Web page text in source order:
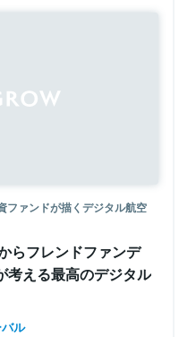
ファンドが描くデジタル航空
らフレンドファンデ
考える最高のデジタル
ル